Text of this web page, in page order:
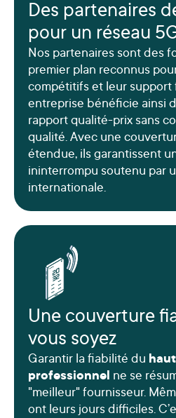
Des partenaires
pour un réseau
Nos partenaires sont des
premier plan reconnus
compétitifs et leur support
entreprise bénéficie ainsi
rapport qualité-prix sans
qualité. Avec une
étendue, ils garantissent
ininterrompu soutenu par
internationale.
Une couverture
vous soyez
Garantir la fiabilité du
professionnel ne se
"meilleur" fournisseur.
ont leurs jours difficiles.